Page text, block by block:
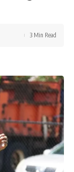
3 Min Read